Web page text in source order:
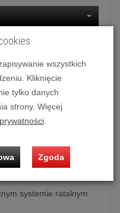
zł/ kpl.
dodaj do koszyka
Signature
systemie ratalnym
wszystkich
Kliknięcie
tylko danych
strony. Więcej
.
Zgoda